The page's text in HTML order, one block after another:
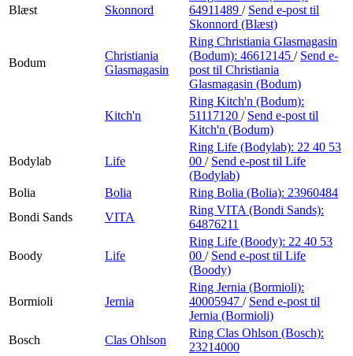
Blæst Skonnord
64911489 / Send e-post til
Skonnord (Blæst)
Bodum
Christiania
Glasmagasin
Ring Christiania Glasmagasin
(Bodum): 46612145 / Send e-
post til Christiania
Glasmagasin (Bodum)
Kitch'n
Ring Kitch'n (Bodum):
51117120 / Send e-post til
Kitch'n (Bodum)
Bodylab Life
Ring Life (Bodylab): 22 40 53
00 / Send e-post til Life
(Bodylab)
Bolia
Bolia Ring Bolia (Bolia): 23960484
Bondi Sands
VITA
Ring VITA (Bondi Sands):
64876211
Boody Life
Ring Life (Boody): 22 40 53
00 / Send e-post til Life
(Boody)
Bormioli Jernia
Ring Jernia (Bormioli):
40005947 / Send e-post til
Jernia (Bormioli)
Bosch
Clas Ohlson
Ring Clas Ohlson (Bosch):
23214000